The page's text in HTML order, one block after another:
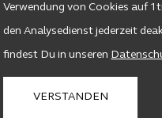
Verwendung von Cookies auf
den Analysedienst jederzeit
findest Du in unseren
VERSTANDEN
IMPRESSUM